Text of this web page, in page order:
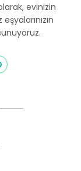
evinizin